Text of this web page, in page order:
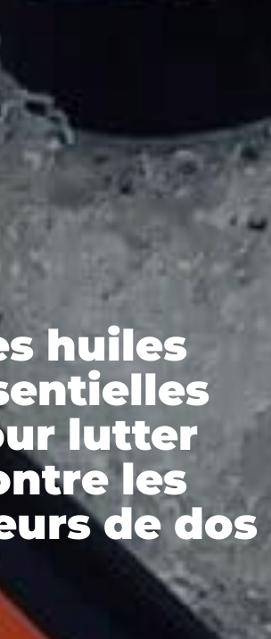
huiles
lutter
les
de dos